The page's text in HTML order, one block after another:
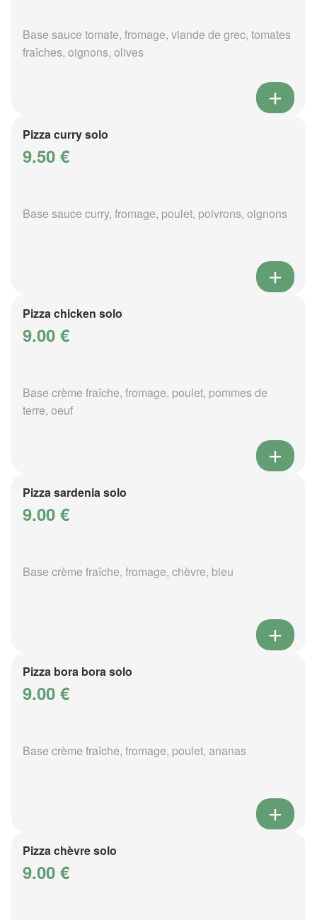
Base sauce tomate, fromage, viande de grec, tomates
fraîches, oignons, olives
Pizza curry solo
9.50 €
Base sauce curry, fromage, poulet, poivrons, oignons
Pizza chicken solo
9.00 €
Base crème fraîche, fromage, poulet, pommes de
terre, oeuf
Pizza sardenia solo
9.00 €
Base crème fraîche, fromage, chèvre, bleu
Pizza bora bora solo
9.00 €
Base crème fraîche, fromage, poulet, ananas
Pizza chèvre solo
9.00 €